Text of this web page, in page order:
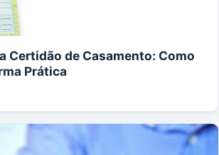
Certidão de Casamento: Como
Prática